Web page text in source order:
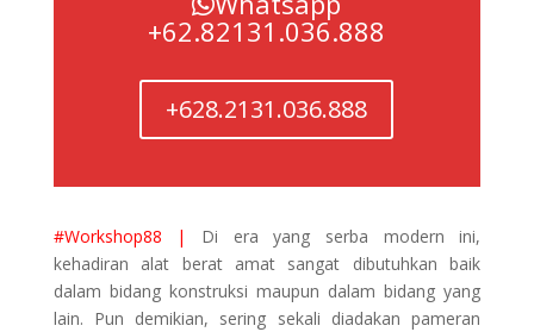
+62.82131.036.888
+628.2131.036.888
#Workshop88 |
Di era yang serba modern ini,
kehadiran alat berat amat sangat dibutuhkan baik
dalam bidang konstruksi maupun dalam bidang yang
lain. Pun demikian, sering sekali diadakan pameran